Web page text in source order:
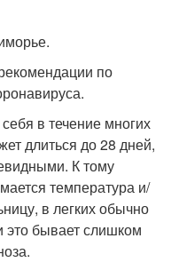
по
в течение многих
длиться до 28 дней,
К тому
температура и/
в легких обычно
бывает слишком